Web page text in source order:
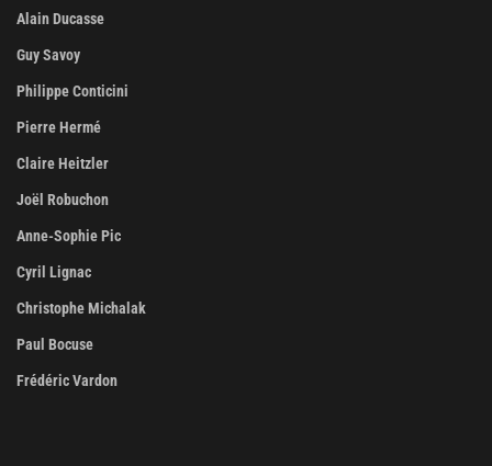
Alain Ducasse
Guy Savoy
Philippe Conticini
Pierre Hermé
Claire Heitzler
Joël Robuchon
Anne-Sophie Pic
Cyril Lignac
Christophe Michalak
Paul Bocuse
Frédéric Vardon